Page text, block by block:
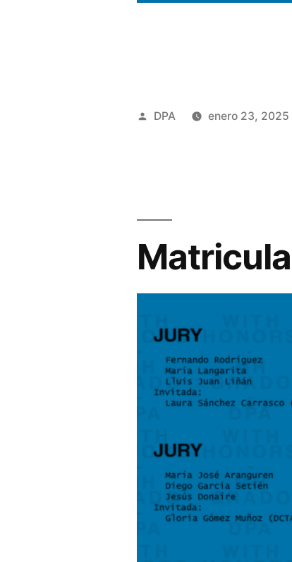
Publicado
DPA enero 23, 2025